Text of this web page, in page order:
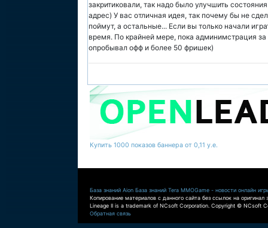
закритиковали, так надо было улучшить
адрес) У вас отличная идея, так почему бы не
поймут, а остальные... Если вы только начали
время. По крайней мере, пока админимстрация за
опробывал офф и более 50 фришек)
Купить 1000 показов баннера от 0,11 у.е.
База знаний Aion База знаний Tera MMOGame - новости онлайн
Копирование материалов с данного сайта без ссылок на оригинал
Lineage II is a trademark of NCsoft Corporation. Copyright © NCsoft
Обратная связь